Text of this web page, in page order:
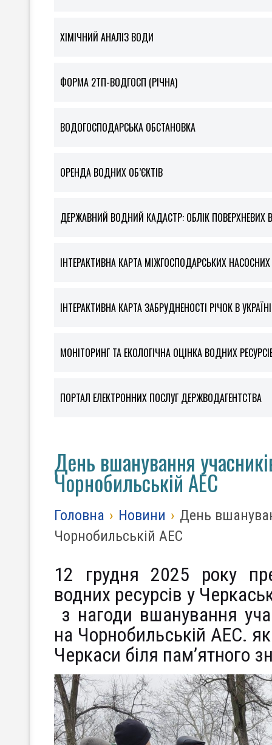
ХІМІЧНИЙ АНАЛІЗ ВОДИ
ФOРМА 2ТП-ВОДГОСП (РІЧНА)
ВОДОГОСПОДАРСЬКА ОБСТАНОВКА
ОРЕНДА ВОДНИХ ОБ’ЄКТІВ
ДЕРЖАВНИЙ ВОДНИЙ КАДАСТР: ОБЛІК ПОВЕРХНЕВИХ
ІНТЕРАКТИВНА КАРТА МІЖГОСПОДАРСЬКИХ
ІНТЕРАКТИВНА КАРТА ЗАБРУДНЕНОСТІ РІЧОК В УКРАЇНІ
МОНІТОРИНГ ТА ЕКОЛОГІЧНА ОЦІНКА ВОДНИХ
ПОРТАЛ ЕЛЕКТРОННИХ ПОСЛУГ ДЕРЖВОДАГЕНТСТВА
День вшанування
Чорнобильській АЕС
Головна › Новини › День
Чорнобильській АЕС
12 грудня 2025 року
водних ресурсів у
з нагоди вшанування
на Чорнобильській АЕС.
Черкаси біля пам’ятного